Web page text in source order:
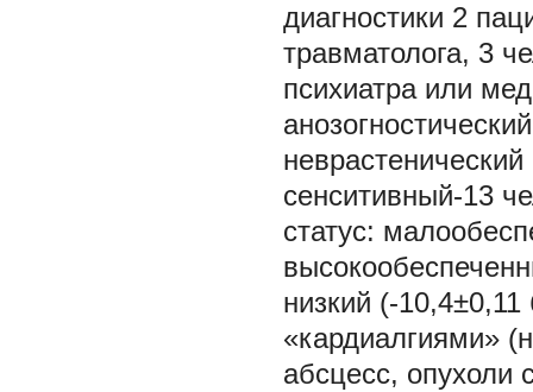
диагностики 2
травматолога, 3
психиатра или
сенситивный-13
статус:
низкий (-
«кардиалгиями»
абсцесс, опухоли